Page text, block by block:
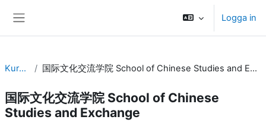
Logga in
Kurser 国际文化交流学院 School of Chinese Studies and Exchange
国际文化交流学院 School of Chinese
Studies and Exchange